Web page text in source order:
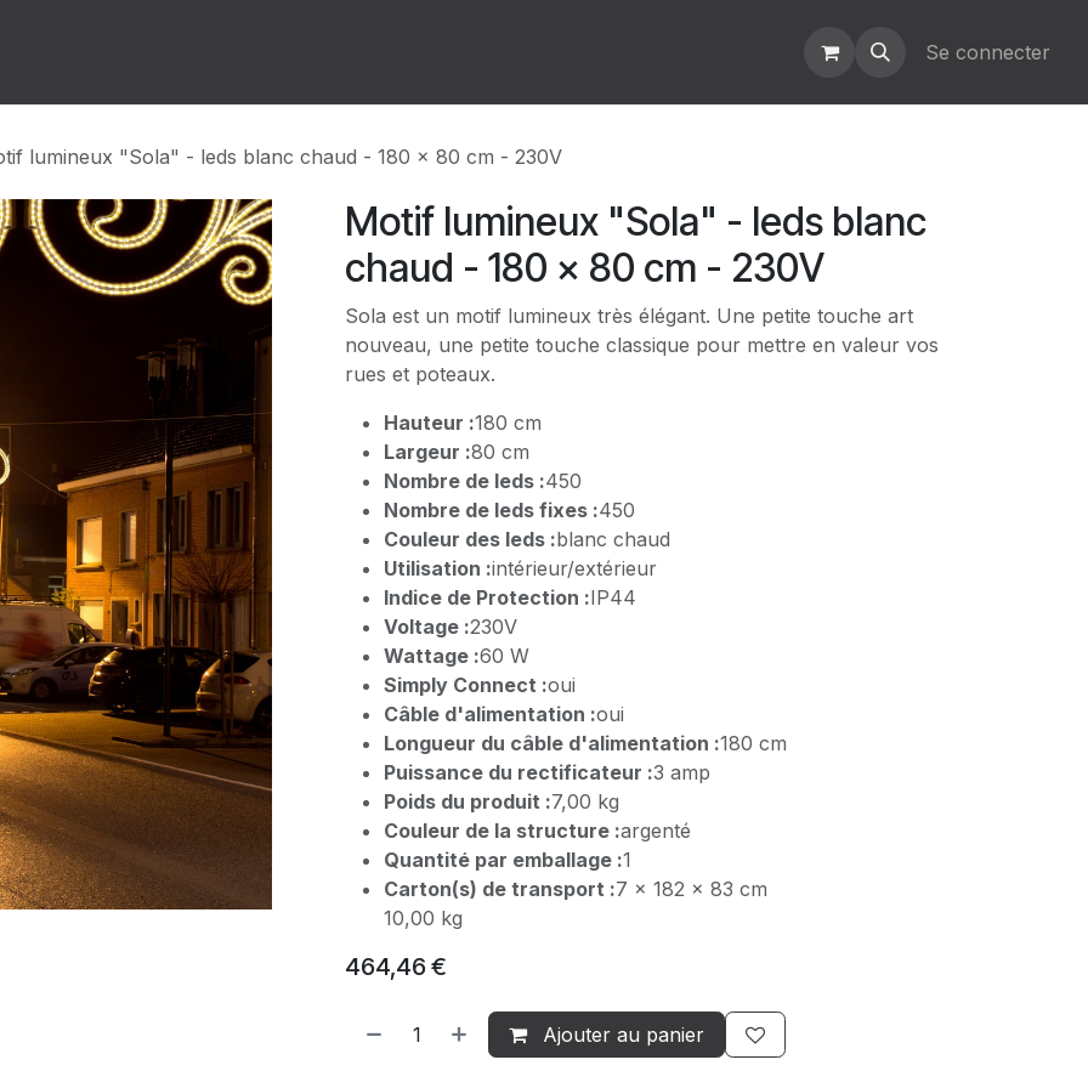
Se connecter
lumineux "Sola" - leds blanc chaud - 180 x 80 cm - 230V
Motif lumineux "Sola" - leds blanc
chaud - 180 x 80 cm - 230V
Sola est un motif lumineux très élégant. Une petite touche art
nouveau, une petite touche classique pour mettre en valeur vos
rues et poteaux.
Hauteur :180 cm
Largeur :80 cm
Nombre de leds :450
Nombre de leds fixes :450
Couleur des leds :blanc chaud
Utilisation :intérieur/extérieur
Indice de Protection :IP44
Voltage :230V
Wattage :60 W
Simply Connect :oui
Câble d'alimentation :oui
Longueur du câble d'alimentation :180 cm
Puissance du rectificateur :3 amp
Poids du produit :7,00 kg
Couleur de la structure :argenté
Quantité par emballage :1
Carton(s) de transport :7 x 182 x 83 cm
10,00 kg
464,46 €
Ajouter au panier